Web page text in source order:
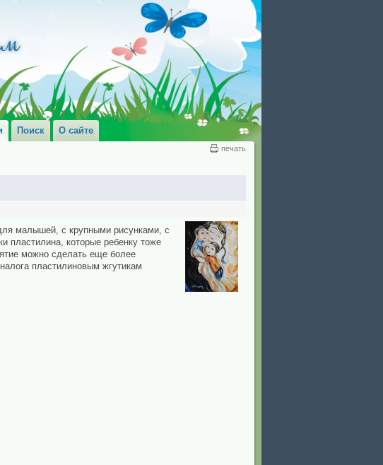
Поиск О сайте
печать
малышей, с крупными рисунками, с
пластилина, которые ребенку тоже
можно сделать еще более
пластилиновым жгутикам